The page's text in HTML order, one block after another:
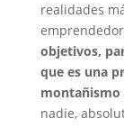
realidades
objetivos,
que es una
montañismo
nadie,